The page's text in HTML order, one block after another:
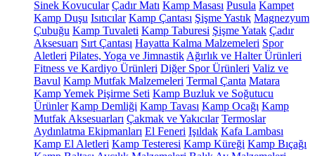
Sinek Kovucular Çadır Matı Kamp Masası Pusula Kampet
Kamp Duşu Isıtıcılar Kamp Çantası Şişme Yastık Magnezyum
Çubuğu Kamp Tuvaleti Kamp Taburesi Şişme Yatak Çadır
Aksesuarı Sırt Çantası Hayatta Kalma Malzemeleri Spor
Aletleri Pilates, Yoga ve Jimnastik Ağırlık ve Halter Ürünleri
Fitness ve Kardiyo Ürünleri Diğer Spor Ürünleri Valiz ve
Bavul Kamp Mutfak Malzemeleri Termal Çanta Matara
Kamp Yemek Pişirme Seti Kamp Buzluk ve Soğutucu
Ürünler Kamp Demliği Kamp Tavası Kamp Ocağı Kamp
Mutfak Aksesuarları Çakmak ve Yakıcılar Termoslar
Aydınlatma Ekipmanları El Feneri Işıldak Kafa Lambası
Kamp El Aletleri Kamp Testeresi Kamp Küreği Kamp Bıçağı